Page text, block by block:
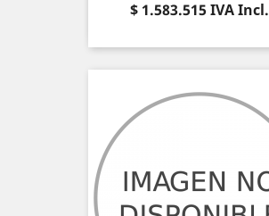
Precio
$ 1.583.515IVA Incl.